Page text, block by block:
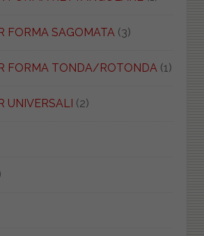
FORMA SAGOMATA (3)
FORMA TONDA/ROTONDA (1)
UNIVERSALI (2)